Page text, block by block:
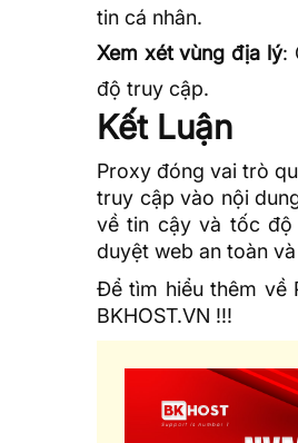
tin cá nhân.
Xem xét vùng địa lý:
độ truy cập.
Kết Luận
Proxy đóng vai trò
truy cập vào nội
về tin cậy và tốc độ
duyệt web an toàn
Để tìm hiểu thêm về
BKHOST.VN !!!